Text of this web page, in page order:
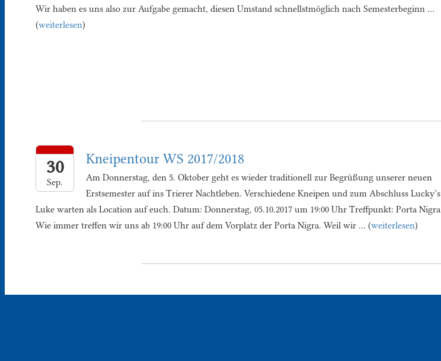
Wir haben es uns also zur Aufgabe gemacht, diesen Umstand schnellstmöglich nach Semesterbeginn …
(weiterlesen)
30
Sep.
Kneipentour WS 2017/2018
Am Donnerstag, den 5. Oktober geht es wieder traditionell zur Begrüßung unserer neuen
Erstsemester auf ins Trierer Nachtleben. Verschiedene Kneipen und zum Abschluss Lucky’s
Luke warten als Location auf euch. Datum: Donnerstag, 05.10.2017 um 19:00 Uhr Treffpunkt: Porta Nigra
Wie immer treffen wir uns ab 19:00 Uhr auf dem Vorplatz der Porta Nigra. Weil wir … (weiterlesen)